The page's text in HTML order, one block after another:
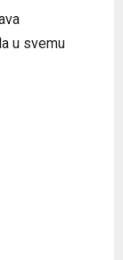
u svemu